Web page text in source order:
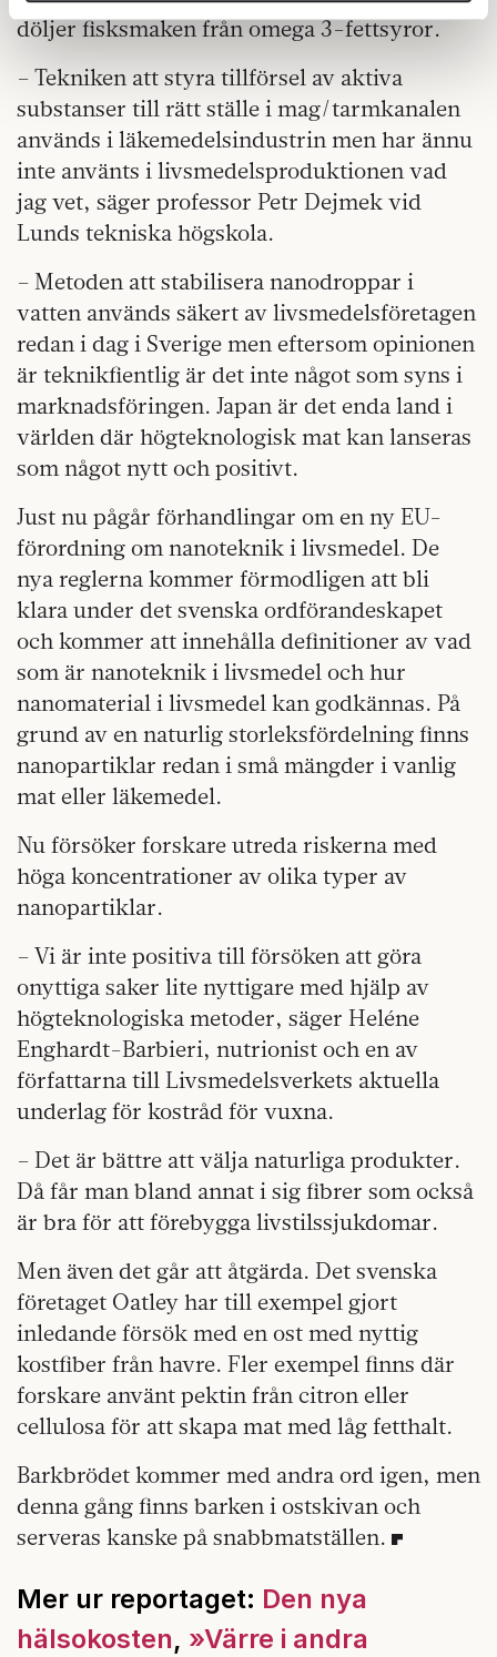
Dessa kan i sin tur kombinera informationen med annan
samlat in när du har använt deras tjänster.
Om du vill läsa mer om hur vi hanterar personuppgifter
kan du göra dethär.
döljer fisksmaken från omega 3-fettsyror.
– Tekniken att styra tillförsel av aktiva
substanser till rätt ställe i mag/tarmkanalen
används i läkemedelsindustrin men har ännu
inte använts i livsmedelsproduktionen vad
jag vet, säger professor Petr Dejmek vid
Lunds tekniska högskola.
– Metoden att stabilisera nanodroppar i
vatten används säkert av livsmedelsföretagen
redan i dag i Sverige men eftersom opinionen
är teknikfientlig är det inte något som syns i
marknadsföringen. Japan är det enda land i
världen där högteknologisk mat kan lanseras
som något nytt och positivt.
Just nu pågår förhandlingar om en ny EU-
förordning om nanoteknik i livsmedel. De
nya reglerna kommer förmodligen att bli
klara under det svenska ordförandeskapet
och kommer att innehålla definitioner av vad
som är nanoteknik i livsmedel och hur
nanomaterial i livsmedel kan godkännas. På
grund av en naturlig storleksfördelning finns
nanopartiklar redan i små mängder i vanlig
mat eller läkemedel.
Nu försöker forskare utreda riskerna med
höga koncentrationer av olika typer av
nanopartiklar.
– Vi är inte positiva till försöken att göra
onyttiga saker lite nyttigare med hjälp av
högteknologiska metoder, säger Heléne
Enghardt-Barbieri, nutrionist och en av
författarna till Livsmedelsverkets aktuella
underlag för kostråd för vuxna.
– Det är bättre att välja naturliga produkter.
Då får man bland annat i sig fibrer som också
är bra för att förebygga livstilssjukdomar.
Men även det går att åtgärda. Det svenska
företaget Oatley har till exempel gjort
inledande försök med en ost med nyttig
kostfiber från havre. Fler exempel finns där
forskare använt pektin från citron eller
cellulosa för att skapa mat med låg fetthalt.
Barkbrödet kommer med andra ord igen, men
denna gång finns barken i ostskivan och
serveras kanske på snabbmatställen.
Mer ur reportaget: Den nya
hälsokosten, »Värre i andra